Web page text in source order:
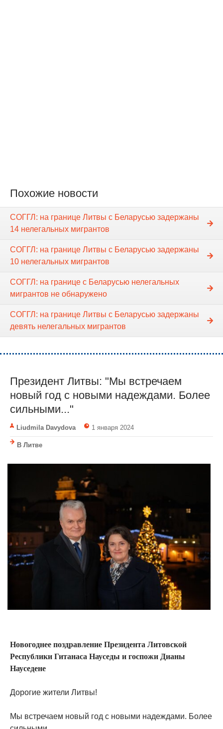
Похожие новости
СОГГЛ: на границе Литвы с Беларусью задержаны
14 нелегальных мигрантов
СОГГЛ: на границе Литвы с Беларусью задержаны
10 нелегальных мигрантов
СОГГЛ: на границе с Беларусью нелегальных
мигрантов не обнаружено
СОГГЛ: на границе Литвы с Беларусью задержаны
девять нелегальных мигрантов
Президент Литвы: "Мы встречаем
новый год с новыми надеждами. Более
сильными..."
Liudmila Davydova 1 января 2024
В Литве
Новогоднее поздравление Президента Литовской
Республики Гитанаса Науседы и госпожи Дианы
Науседене
Дорогие жители Литвы!
Мы встречаем новый год с новыми надеждами. Более